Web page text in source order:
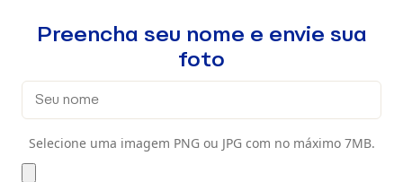
Preencha seu nome e envie sua
foto
Selecione uma imagem PNG ou JPG com no máximo 7MB.